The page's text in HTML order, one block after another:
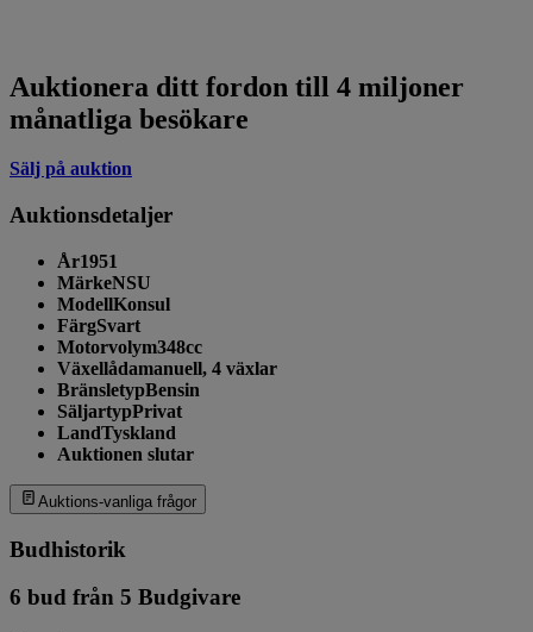
Auktionera ditt fordon till 4 miljoner
månatliga besökare
Sälj på auktion
Auktionsdetaljer
År1951
MärkeNSU
ModellKonsul
FärgSvart
Motorvolym348cc
Växellådamanuell, 4 växlar
BränsletypBensin
SäljartypPrivat
LandTyskland
Auktionen slutar
Auktions-vanliga frågor
Budhistorik
6 bud från 5 Budgivare